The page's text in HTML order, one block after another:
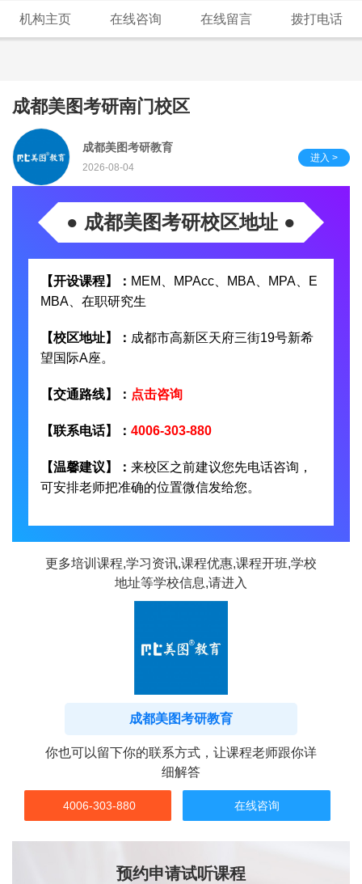
机构主页 在线咨询 在线留言 拨打电话
成都美图考研南门校区
成都美图考研教育
2026-08-04
进入 >
● 成都美图考研校区地址 ●
【开设课程】： MEM、MPAcc、MBA、MPA、E
MBA、在职研究生
【校区地址】： 成都市高新区天府三街19号新希
望国际A座。
【交通路线】： 点击咨询
【联系电话】： 4006-303-880
【温馨建议】： 来校区之前建议您先电话咨询，
可安排老师把准确的位置微信发给您。
更多培训课程,学习资讯,课程优惠,课程开班,学校
地址等学校信息,请进入
成都美图考研教育
你也可以留下你的联系方式，让课程老师跟你详
细解答
4006-303-880 在线咨询
预约申请试听课程